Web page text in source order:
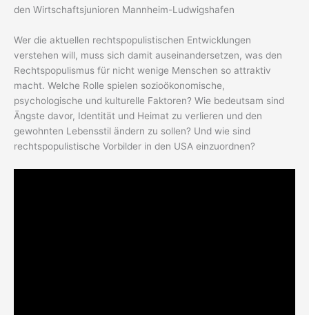
den Wirtschaftsjunioren Mannheim-Ludwigshafen
Wer die aktuellen rechtspopulistischen Entwicklungen
verstehen will, muss sich damit auseinandersetzen, was den
Rechtspopulismus für nicht wenige Menschen so attraktiv
macht. Welche Rolle spielen sozioökonomische,
psychologische und kulturelle Faktoren? Wie bedeutsam sind
Ängste davor, Identität und Heimat zu verlieren und den
gewohnten Lebensstil ändern zu sollen? Und wie sind
rechtspopulistische Vorbilder in den USA einzuordnen?